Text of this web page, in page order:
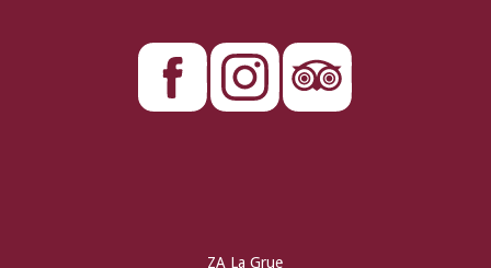
ZA La Grue